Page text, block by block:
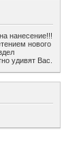
нанесение!!!
нового
удивят Вас.